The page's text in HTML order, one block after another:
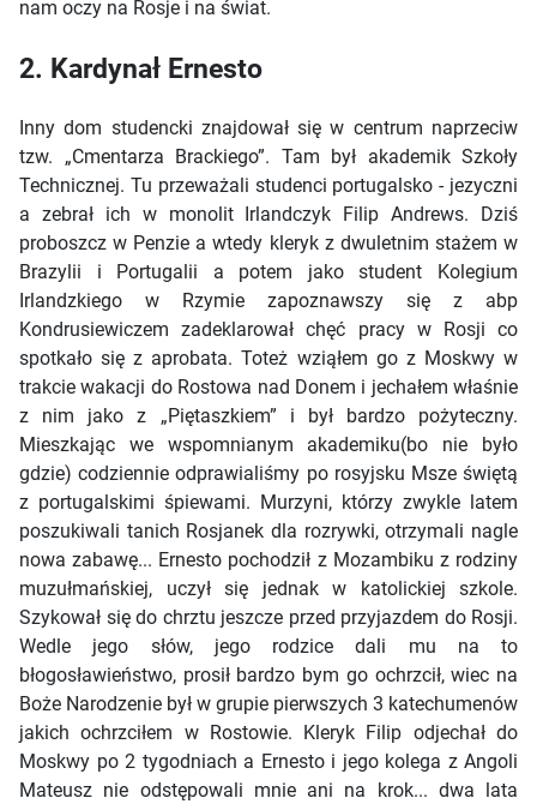
nam oczy na Rosje i na świat.
2. Kardynał Ernesto
Inny dom studencki znajdował się w centrum naprzeciw
tzw. „Cmentarza Brackiego”. Tam był akademik Szkoły
Technicznej. Tu przeważali studenci portugalsko - jezyczni
a zebrał ich w monolit Irlandczyk Filip Andrews. Dziś
proboszcz w Penzie a wtedy kleryk z dwuletnim stażem w
Brazylii i Portugalii a potem jako student Kolegium
Irlandzkiego w Rzymie zapoznawszy się z abp
Kondrusiewiczem zadeklarował chęć pracy w Rosji co
spotkało się z aprobata. Toteż wziąłem go z Moskwy w
trakcie wakacji do Rostowa nad Donem i jechałem właśnie
z nim jako z „Piętaszkiem” i był bardzo pożyteczny.
Mieszkając we wspomnianym akademiku(bo nie było
gdzie) codziennie odprawialiśmy po rosyjsku Msze świętą
z portugalskimi śpiewami. Murzyni, którzy zwykle latem
poszukiwali tanich Rosjanek dla rozrywki, otrzymali nagle
nowa zabawę... Ernesto pochodził z Mozambiku z rodziny
muzułmańskiej, uczył się jednak w katolickiej szkole.
Szykował się do chrztu jeszcze przed przyjazdem do Rosji.
Wedle jego słów, jego rodzice dali mu na to
błogosławieństwo, prosił bardzo bym go ochrzcił, wiec na
Boże Narodzenie był w grupie pierwszych 3 katechumenów
jakich ochrzciłem w Rostowie. Kleryk Filip odjechał do
Moskwy po 2 tygodniach a Ernesto i jego kolega z Angoli
Mateusz nie odstępowali mnie ani na krok... dwa lata